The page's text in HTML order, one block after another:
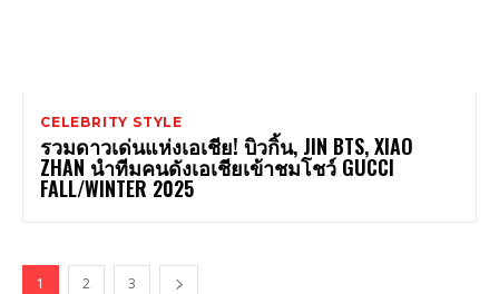
CELEBRITY STYLE
รวมดาวเด่นแห่งเอเชีย! บิวกิ้น, JIN BTS, XIAO
ZHAN นำทีมคนดังเอเชียเข้าชมโชว์ GUCCI
FALL/WINTER 2025
1 2 3